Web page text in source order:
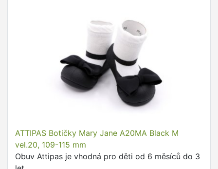
ATTIPAS Botičky Mary Jane A20MA Black M
vel.20, 109-115 mm
Obuv Attipas je vhodná pro děti od 6 měsíců do 3